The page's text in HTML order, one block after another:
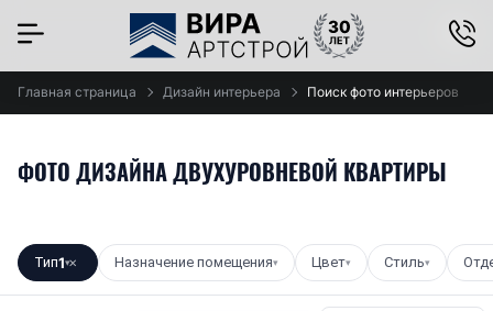
Главная страница Дизайн интерьера Поиск фото интерьеров
ФОТО ДИЗАЙНА ДВУХУРОВНЕВОЙ КВАРТИРЫ
Тип1▾✕ Назначение помещения▾ Цвет▾ Стиль▾
×